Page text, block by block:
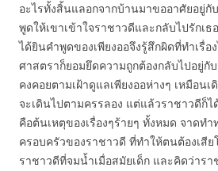
อะไรทั้งสิ้นแลอกจากบ้านมาขออาศัยอยู่กั
พูดให้เขาเข้าใจราชาวดีและกลับไปรักเธ
ได้ยินคำพูดของเพียงออจึงรู้สึกผิดที่ทำเรื่อ
ศาสตราก็ยอมยึดความถูกต้องกลับไปอยู่กั
คงคอยตามเฝ้าดูแลเพียงออห่างๆ เหมือนเ
จะเดินไปตามครรลอง แต่แล้วราชาวดีก็
คือต้นเหตุของเรื่องๆร้ายๆ ทั้งหมด จาดท
ครอบครัวของราชาวดี ที่ทำให้ตนต้องเสี
ราชาวดีที่จมน้ำเมื่อสมัยเด็ก และคิดว่าร